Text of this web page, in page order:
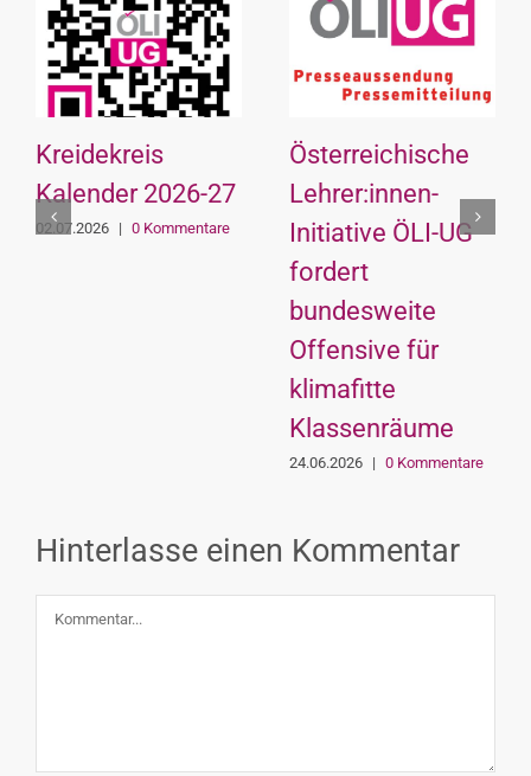
Kreidekreis
Kalender 2026-27
02.07.2026 | 0 Kommentare
Österreichische
Lehrer:innen-
Initiative ÖLI-UG
fordert
bundesweite
Offensive für
klimafitte
Klassenräume
24.06.2026 | 0 Kommentare
Hinterlasse einen Kommentar
Kommentar